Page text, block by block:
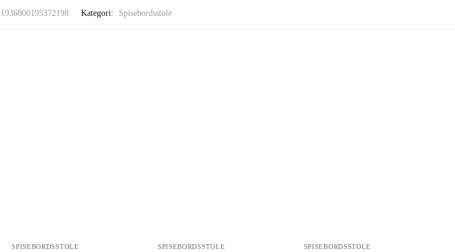
Kategori: Spisebordsstole
SPISEBORDSSTOLE SPISEBORDSSTOLE SPISEBORDSSTOLE